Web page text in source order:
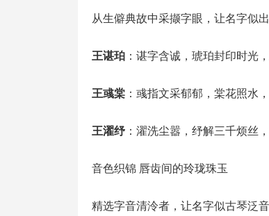
从生僻典故中采撷字眼，让名字似
王谌珀 ：谌字含诚，琥珀封印时光
王彧棠 ：彧指文采郁郁，棠花照水
王濯纾 ：濯洗尘嚣，纾解三千烦丝
音色织锦 唇齿间的玲珑珠玉
精选字音清泠者，让名字似古琴泛